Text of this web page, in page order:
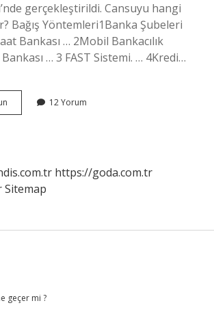
gerçekleştirildi. Cansuyu hangi
Bağış Yöntemleri1Banka Şubeleri
Bankası … 2Mobil Bankacılık
… 3 FAST Sistemi. … 4Kredi…
Cansuyu
Yardımlaşma
Zaman
Kuruldu
12 Yorum
https://goda.com.tr
Sitemap
geçer mi ?